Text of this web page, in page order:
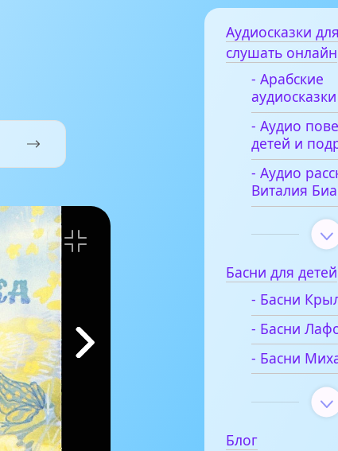
Аудиосказки
слушать онлайн
- Арабские
аудиосказки
- Аудио
детей и
- Аудио
Виталия
Басни для детей
- Басни
- Басни
- Басни
Блог